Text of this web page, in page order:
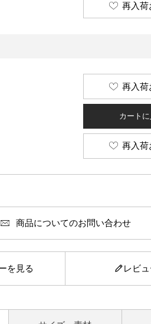
再入荷
再入荷
カート
再入荷
商品についてのお問い合わせ
を見る レビ